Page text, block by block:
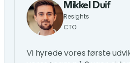
Mikkel Duif
Resights
CTO
Vi hyrede vores første